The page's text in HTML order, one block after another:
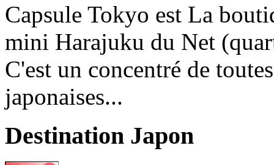
Capsule Tokyo est La
mini Harajuku du Net
C'est un concentré de
japonaises...
Destination Japon